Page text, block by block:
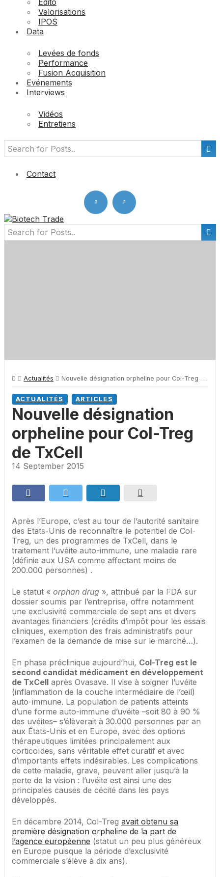
Edito
Valorisations
IPOS
Data
Levées de fonds
Performance
Fusion Acquisition
Evénements
Interviews
Vidéos
Entretiens
Contact
Actualités Nouvelle désignation orpheline pour Col-Treg de TxCell
ACTUALITÉS ARTICLES
Nouvelle désignation
orpheline pour Col-Treg
de TxCell
14 September 2015
Après l’Europe, c’est au tour de l’autorité sanitaire
des Etats-Unis de reconnaître le potentiel de Col-
Treg, un des programmes de TxCell, dans le
traitement l’uvéite auto-immune, une maladie rare
(définie aux USA comme affectant moins de
200.000 personnes) .
Le statut « orphan drug », attribué par la FDA sur
dossier soumis par l’entreprise, offre notamment
une exclusivité commerciale de sept ans et divers
avantages financiers (crédits d’impôt pour les essais
cliniques, exemption des frais administratifs pour
l’examen de la demande de mise sur le marché…).
En phase préclinique aujourd’hui, Col-Treg est le
second candidat médicament en développement
de TxCell après Ovasave. Il vise à soigner l’uvéite
(inflammation de la couche intermédiaire de l’œil)
auto-immune. La population de patients atteints
d’une forme auto-immune d’uvéite –soit 80 à 90 %
des uvéites– s’élèverait à 30.000 personnes par an
aux États-Unis et en Europe, avec des options
thérapeutiques limitées principalement aux
corticoïdes, sans véritable effet curatif et avec
d’importants effets indésirables. Les complications
de cette maladie, grave, peuvent aller jusqu’à la
perte de la vision : l’uvéite est ainsi une des
principales causes de cécité dans les pays
développés.
En décembre 2014, Col-Treg avait obtenu sa
première désignation orpheline de la part de
l’agence européenne (statut un peu plus généreux
en Europe puisque la période d’exclusivité
commerciale s’élève à dix ans).